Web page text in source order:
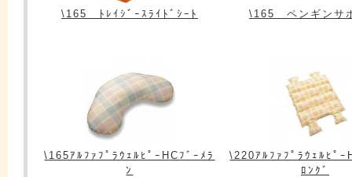
\165 ﾄﾚｲｼﾞｰｽﾗｲﾄﾞｼｰﾄ \165 ペンギンサ
\165ｱﾙﾌｧﾌﾟﾗｳｪﾙﾋﾟｰHCﾌﾞｰﾒﾗ
ﾝ
\220ｱﾙﾌｧﾌﾟﾗｳｪﾙﾋﾟｰ
ﾛﾝｸﾞ